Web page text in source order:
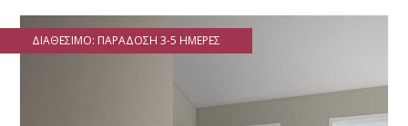
ΔΙΑΘΈΣΙΜΟ: ΠΑΡΆΔΟΣΗ 3-5 ΗΜΈΡΕΣ